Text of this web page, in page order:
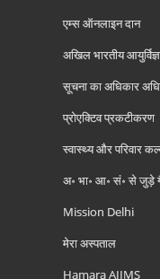
एम्स ऑनलाइन दान
अखिल भारतीय
सूचना का अधिकार
प्रोएक्टिव प्रकटीकरण
स्वास्थ्य और परिवार
अ॰ भा॰ आ॰ सं॰ से जुड़े
Mission Delhi
मेरा अस्पताल
Hamara AIIMS